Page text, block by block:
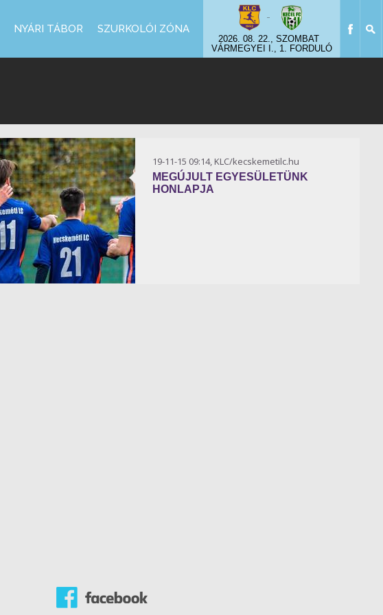
-
2026. 08. 22., SZOMBAT
VÁRMEGYEI I., 1. FORDULÓ
NYÁRI TÁBOR SZURKOLÓI ZÓNA
19-11-15 09:14, KLC/kecskemetilc.hu
MEGÚJULT EGYESÜLETÜNK
HONLAPJA